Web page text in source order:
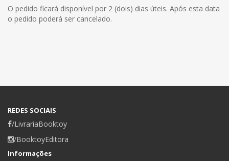
O pedido ficará disponível por 2 (dois) dias úteis. Após esta data
o pedido poderá ser cancelado.
REDES SOCIAIS
/LivrariaBooktoy
/BooktoyEditora
Informações